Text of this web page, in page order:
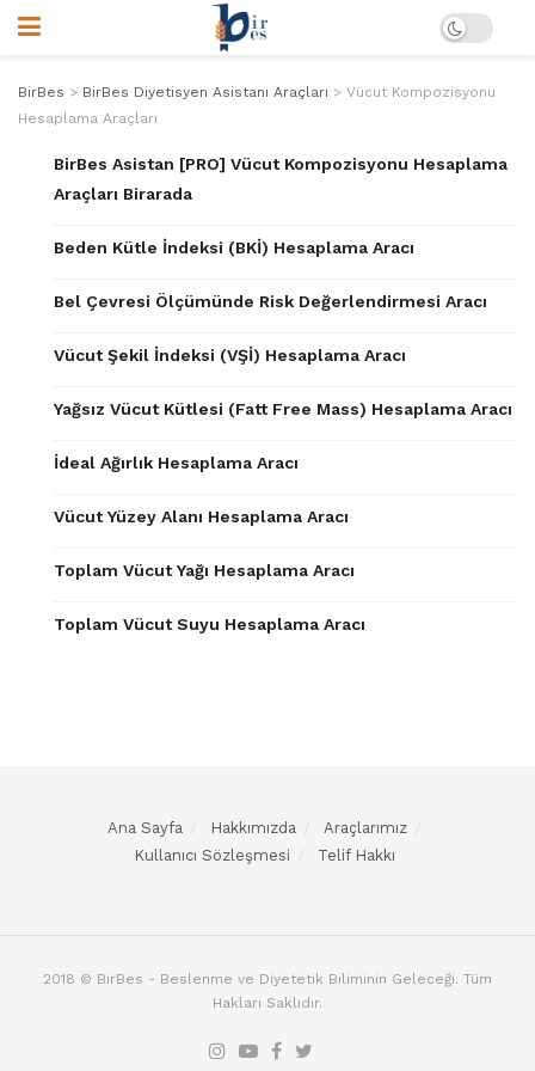
BirBes > BirBes Diyetisyen Asistanı Araçları > Vücut Kompozisyonu
Hesaplama Araçları
BirBes Asistan [PRO] Vücut Kompozisyonu Hesaplama
Araçları Birarada
Beden Kütle İndeksi (BKİ) Hesaplama Aracı
Bel Çevresi Ölçümünde Risk Değerlendirmesi Aracı
Vücut Şekil İndeksi (VŞİ) Hesaplama Aracı
Yağsız Vücut Kütlesi (Fatt Free Mass) Hesaplama Aracı
İdeal Ağırlık Hesaplama Aracı
Vücut Yüzey Alanı Hesaplama Aracı
Toplam Vücut Yağı Hesaplama Aracı
Toplam Vücut Suyu Hesaplama Aracı
Ana Sayfa Hakkımızda
Araçlarımız
Kullanıcı Sözleşmesi
Telif Hakkı
2018 © BirBes - Beslenme ve Diyetetik Biliminin Geleceği. Tüm
Hakları Saklıdır.